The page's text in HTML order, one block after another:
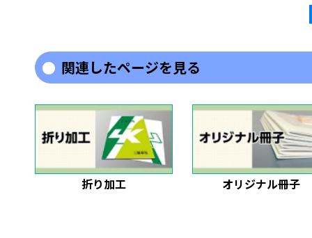
関連したページを見る
折り加工 オリジナル冊子